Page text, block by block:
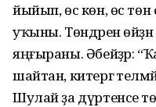
йыйып, өс көн, өс
уҡыны. Төндәрен
яңғыраны. Әбейҙәр:
шайтан, китергә
Шулай ҙа дүртенсе